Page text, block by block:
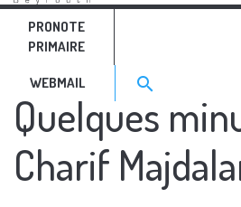
PRONOTE
PRIMAIRE
WEBMAIL Search for:>
search
RELATIVE POSTS
Quelques
Charif